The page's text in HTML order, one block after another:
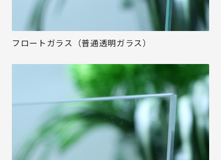
フロートガラス（普通透明ガラス）